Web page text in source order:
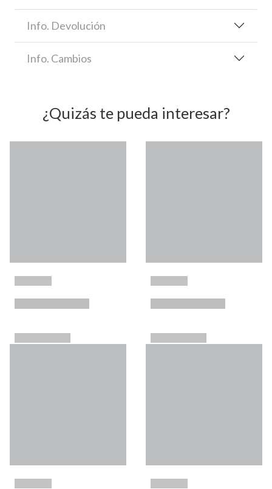
Info. Devolución
Info. Cambios
¿Quizás te pueda interesar?